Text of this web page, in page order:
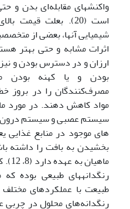
واکنشهای مقابله‌ای بدن و
است (20). بعلت
شیمیایی آنها، بعضی از
اثرات مشابه و حتی بهتر
ارزان و در دسترس بودن و
بودن و یا کهنه بودن
مصرف‌کنندگان را در بروز
مواد کاهش دهند. در مورد
سیستم عصبی و سیستم
های موجود در منابع غذایی
بخشیدن به بافت را داشته
رنگدانه­های طبیعی بوده
رنگدانه‌های محلول در